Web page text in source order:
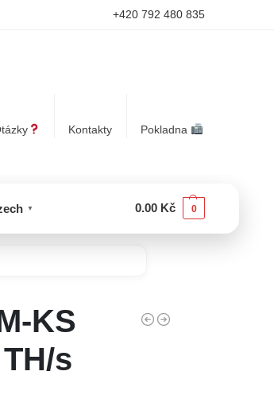
+420 792 480 835
Kontakty Pokladna
▼ 0.00 Kč 0
KS
s